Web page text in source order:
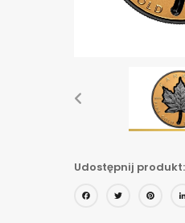
Udostępnij produkt: